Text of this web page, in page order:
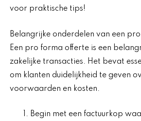
voor praktische tips!
Belangrijke onderdelen van een
Een pro forma offerte is een
zakelijke transacties. Het bevat
om klanten duidelijkheid te geven
voorwaarden en kosten.
Begin met een factuurkop